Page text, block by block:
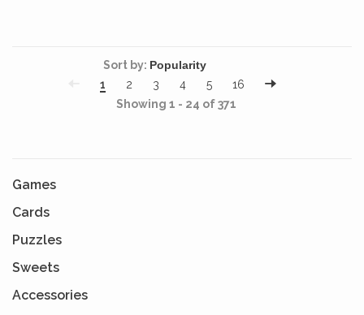
Sort by:
1
2 3 4 5
16
Showing 1 - 24 of 371
Games
Cards
Puzzles
Sweets
Accessories